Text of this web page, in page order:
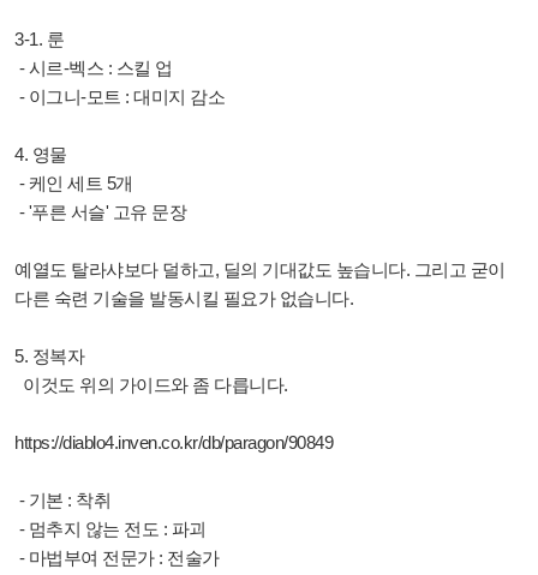
3-1. 룬
- 시르-벡스 : 스킬 업
- 이그니-모트 : 대미지 감소
4. 영물
- 케인 세트 5개
- '푸른 서슬' 고유 문장
예열도 탈라샤보다 덜하고, 딜의 기대값도 높습니다. 그리고 굳이
다른 숙련 기술을 발동시킬 필요가 없습니다.
5. 정복자
이것도 위의 가이드와 좀 다릅니다.
https://diablo4.inven.co.kr/db/paragon/90849
- 기본 : 착취
- 멈추지 않는 전도 : 파괴
- 마법부여 전문가 : 전술가